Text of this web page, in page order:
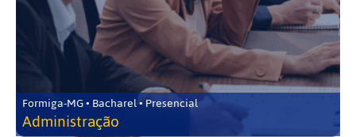
Formiga-MG • Bacharel • Presencial
Administração